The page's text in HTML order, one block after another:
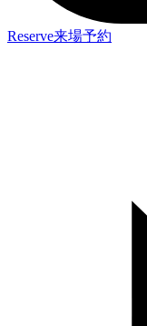
Reserve来場予約